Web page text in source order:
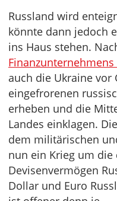
Russland wird
könnte dann jedoch
ins Haus stehen.
auch die Ukraine vor
eingefrorenen
erheben und die
Landes einklagen.
dem militärischen
nun ein Krieg um die
Devisenvermögen
Dollar und Euro